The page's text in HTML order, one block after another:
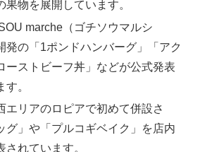
果物を展開しています。
marche（ゴチソウマルシ
発の「1ポンドハンバーグ」「アク
ーストビーフ丼」などが公式発表
。
エリアのロピアで初めて併設さ
グ」や「プルコギベイク」を店内
れています。